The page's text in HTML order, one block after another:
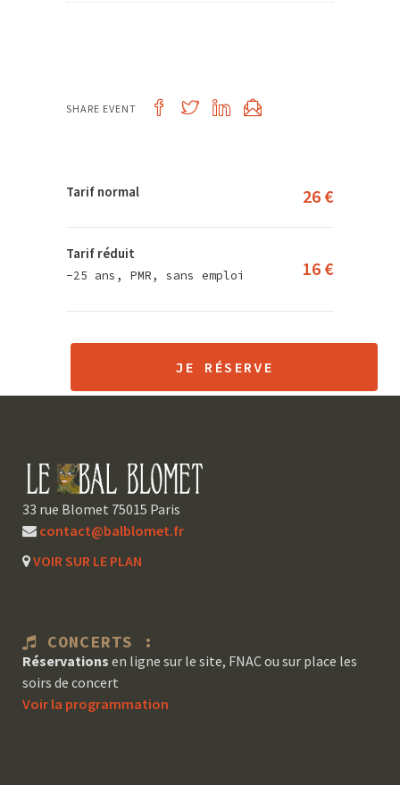
SHARE EVENT
Tarif normal 26 €
Tarif réduit
-25 ans, PMR, sans emploi 16 €
JE RÉSERVE
33 rue Blomet 75015 Paris
contact@balblomet.fr
VOIR SUR LE PLAN
CONCERTS :
Réservations en ligne sur le site, FNAC ou sur place les
soirs de concert
Voir la programmation